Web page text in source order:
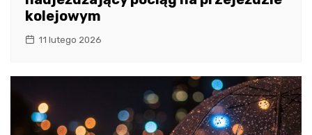
kolejowym
11 lutego 2026